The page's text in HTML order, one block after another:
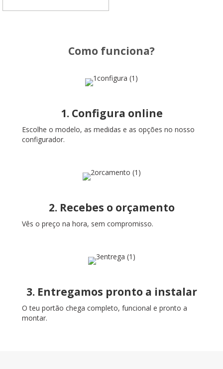
Como funciona?
1. Configura online
Escolhe o modelo, as medidas e as opções no nosso
configurador.
2. Recebes o orçamento
Vês o preço na hora, sem compromisso.
3. Entregamos pronto a instalar
O teu portão chega completo, funcional e pronto a
montar.